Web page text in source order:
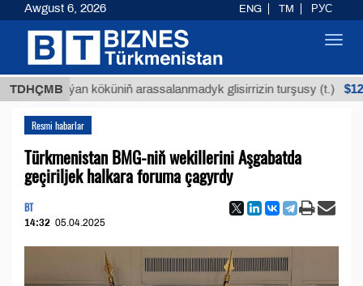
TDHÇMB
Buýan köküniň arassalanmadyk glisirrizin turşusy (t.) $12935,18
Resmi habarlar
Türkmenistan BMG-niň wekillerini Aşgabatda
geçiriljek halkara foruma çagyrdy
BT
14:32 05.04.2025
Awgust 6, 2026 ENG TM РУС